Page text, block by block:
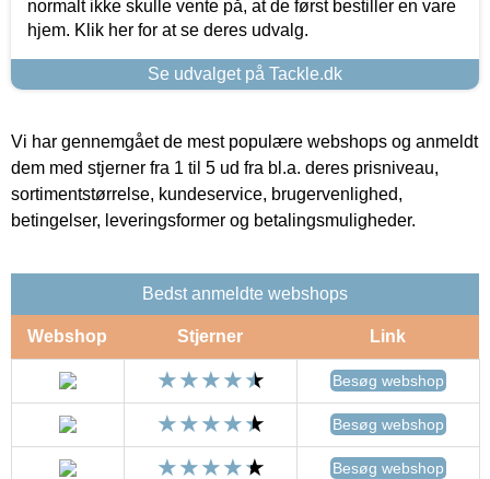
normalt ikke skulle vente på, at de først bestiller en vare
hjem. Klik her for at se deres udvalg.
Se udvalget på Tackle.dk
Vi har gennemgået de mest populære webshops og anmeldt
dem med stjerner fra 1 til 5 ud fra bl.a. deres prisniveau,
sortimentstørrelse, kundeservice, brugervenlighed,
betingelser, leveringsformer og betalingsmuligheder.
Bedst anmeldte webshops
Webshop Stjerner Link
Besøg webshop
Besøg webshop
Besøg webshop